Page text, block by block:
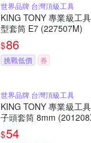
世界品牌 台灣頂級工具
KING TONY 專業級工
型套筒 E7 (227507M)
$86
挑戰低價 券
世界品牌 台灣頂級工具
KING TONY 專業級工
子頭套筒 8mm
$54